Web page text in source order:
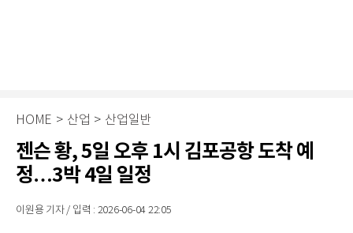
HOME > 산업 > 산업일반
젠슨 황, 5일 오후 1시 김포공항 도착 예
정…3박 4일 일정
이원용 기자 / 입력 : 2026-06-04 22:05